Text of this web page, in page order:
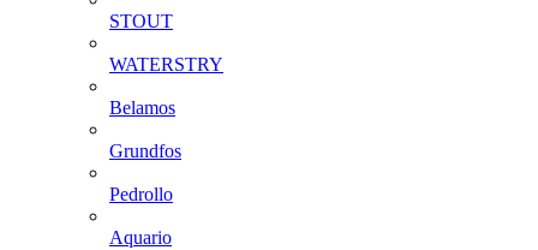
STOUT
WATERSTRY
Belamos
Grundfos
Pedrollo
Aquario